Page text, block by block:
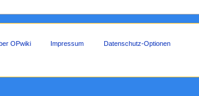
OPwiki Impressum Datenschutz-Optionen